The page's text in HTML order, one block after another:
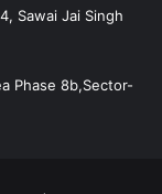
Sawai Jai Singh
Phase 8b,Sector-